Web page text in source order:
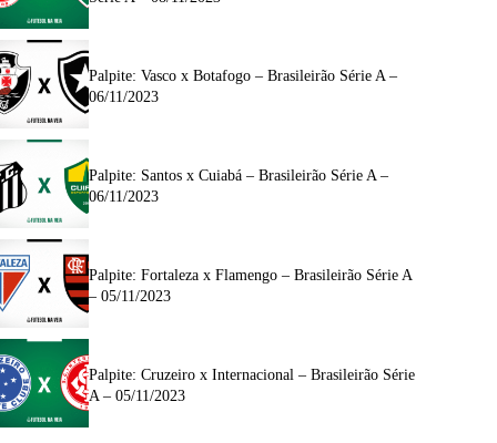
Palpite: Vasco x Botafogo – Brasileirão Série A –
06/11/2023
Palpite: Santos x Cuiabá – Brasileirão Série A –
06/11/2023
Palpite: Fortaleza x Flamengo – Brasileirão Série A
– 05/11/2023
Palpite: Cruzeiro x Internacional – Brasileirão Série
A – 05/11/2023